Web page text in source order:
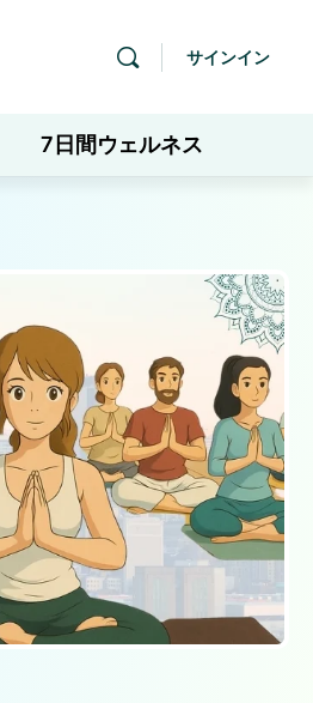
サインイン
7日間ウェルネス